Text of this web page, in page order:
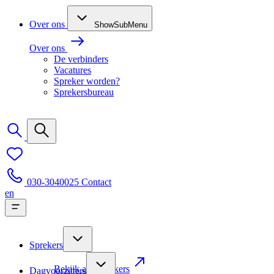
Over ons ShowSubMenu
Over ons
De verbinders
Vacatures
Spreker worden?
Sprekersbureau
030-3040025 Contact
en
Sprekers
Bekijk alle sprekers
Dagvoorzitters